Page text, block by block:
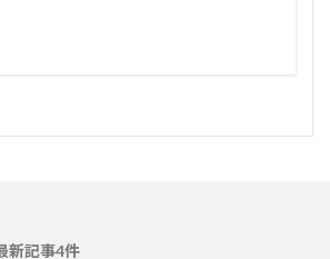
新記事4件